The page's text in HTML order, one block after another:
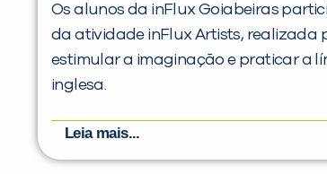
Os alunos da inFlux Goiabeiras
da atividade inFlux Artists, realizada
estimular a imaginação e praticar a
inglesa.
Leia mais...